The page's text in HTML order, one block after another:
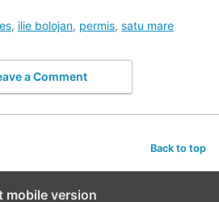
, ilie bolojan, permis, satu mare
a Comment
Back to top
mobile version